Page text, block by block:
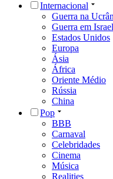
Internacional
Guerra na
Guerra em Israel
Estados Unidos
Europa
Ásia
África
Oriente Médio
Rússia
China
Pop
BBB
Carnaval
Celebridades
Cinema
Música
Realities